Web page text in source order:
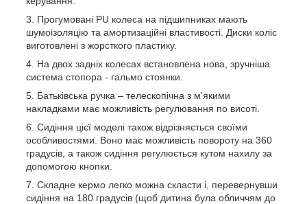
Прогумовані PU колеса на підшипниках мають
шумоізоляцію та амортизаційні властивості. Диски коліс
виготовлені з жорсткого пластику.
На двох задніх колесах встановлена нова, зручніша
система стопора - гальмо стоянки.
Батьківська ручка – телескопічна з м'якими
накладками має можливість регулювання по висоті.
Сидіння цієї моделі також відрізняється своїми
особливостями. Воно має можливість повороту на 360
градусів, а також сидіння регулюється кутом нахилу за
допомогою кнопки.
Складне кермо легко можна скласти і, перевернувши
сидіння на 180 градусів (щоб дитина була обличчям до